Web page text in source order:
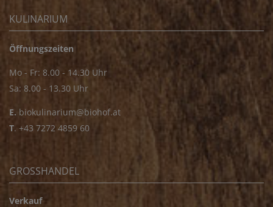
KULINARIUM
Öffnungszeiten
Mo - Fr: 8.00 - 14.30 Uhr
Sa: 8.00 - 13.30 Uhr
E. biokulinarium@biohof.at
T. +43 7272 4859 60
GROSSHANDEL
Verkauf